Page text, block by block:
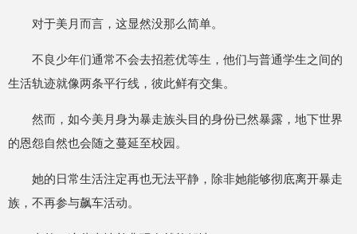
对于美月而言，这显然没那么简单。
不良少年们通常不会去招惹优等生，他们与普通学生之间的
生活轨迹就像两条平行线，彼此鲜有交集。
然而，如今美月身为暴走族头目的身份已然暴露，地下世界
的恩怨自然也会随之蔓延至校园。
她的日常生活注定再也无法平静，除非她能够彻底离开暴走
族，不再参与飙车活动。